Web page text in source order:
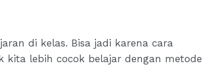
di kelas. Bisa jadi karena cara
lebih cocok belajar dengan metode